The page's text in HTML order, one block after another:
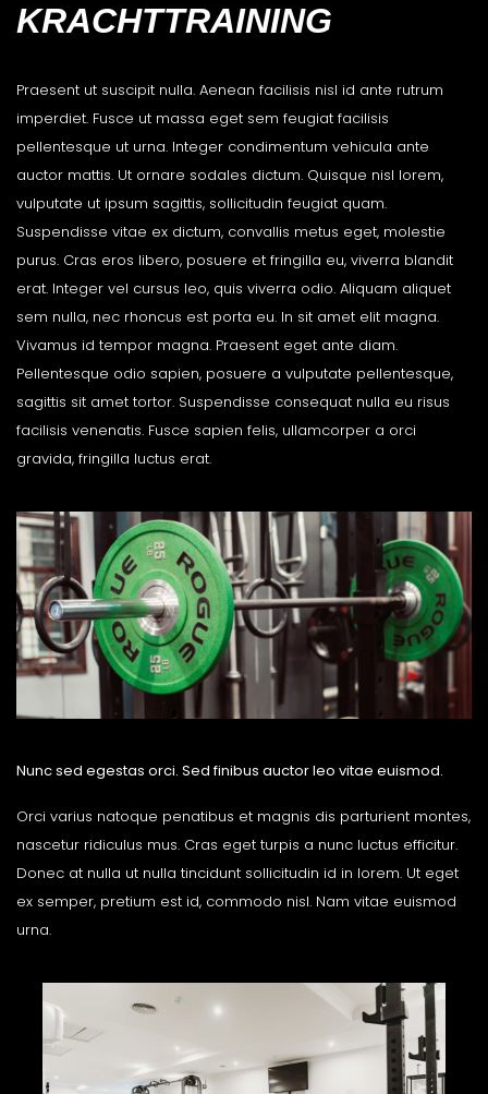
KRACHTTRAINING
Praesent ut suscipit nulla. Aenean facilisis nisl id ante rutrum
imperdiet. Fusce ut massa eget sem feugiat facilisis
pellentesque ut urna. Integer condimentum vehicula ante
auctor mattis. Ut ornare sodales dictum. Quisque nisl lorem,
vulputate ut ipsum sagittis, sollicitudin feugiat quam.
Suspendisse vitae ex dictum, convallis metus eget, molestie
purus. Cras eros libero, posuere et fringilla eu, viverra blandit
erat. Integer vel cursus leo, quis viverra odio. Aliquam aliquet
sem nulla, nec rhoncus est porta eu. In sit amet elit magna.
Vivamus id tempor magna. Praesent eget ante diam.
Pellentesque odio sapien, posuere a vulputate pellentesque,
sagittis sit amet tortor. Suspendisse consequat nulla eu risus
facilisis venenatis. Fusce sapien felis, ullamcorper a orci
gravida, fringilla luctus erat.
Nunc sed egestas orci. Sed finibus auctor leo vitae euismod.
Orci varius natoque penatibus et magnis dis parturient montes,
nascetur ridiculus mus. Cras eget turpis a nunc luctus efficitur.
Donec at nulla ut nulla tincidunt sollicitudin id in lorem. Ut eget
ex semper, pretium est id, commodo nisl. Nam vitae euismod
urna.